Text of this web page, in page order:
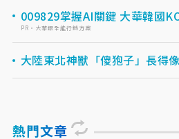
009829掌握AI關鍵 大華韓國
PR・大華銀全能行銷方案
大陸東北神獸「傻狍子」長得
熱門文章